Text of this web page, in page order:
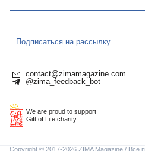
Подписаться на рассылку
contact@zimamagazine.com
@zima_feedback_bot
We are proud to support
Gift of Life charity
Copyright © 2017-2026 ZIMA Magazine / Все